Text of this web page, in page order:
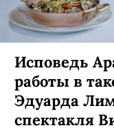
Исповедь
работы в
Эдуарда
спектакля